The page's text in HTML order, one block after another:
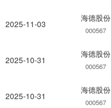
2025-11-03
2025-10-31
2025-10-31
海德股份
000567
海德股份
000567
海德股份
000567